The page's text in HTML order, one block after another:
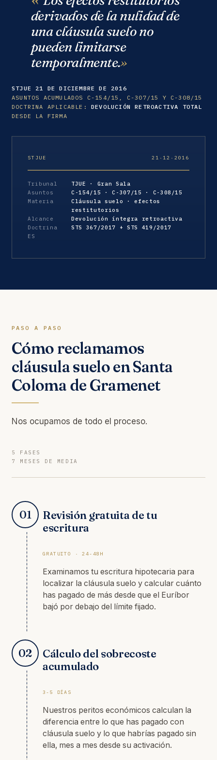
derivados de la nulidad de
una cláusula suelo no
pueden limitarse
temporalmente.
STJUE 21 DE DICIEMBRE DE 2016
ASUNTOS ACUMULADOS C-154/15, C-307/15 Y C-308/15
DOCTRINA APLICABLE: DEVOLUCIÓN RETROACTIVA TOTAL
DESDE LA FIRMA
STJUE 21·12·2016
Tribunal
TJUE · Gran Sala
Asuntos
C-154/15 · C-307/15 · C-308/15
Materia
Cláusula suelo · efectos
restitutorios
Alcance
Devolución íntegra retroactiva
Doctrina
ES
STS 367/2017 + STS 419/2017
PASO A PASO
Cómo reclamamos
cláusula suelo en Santa
Coloma de Gramenet
Nos ocupamos de todo el proceso.
5 FASES
7 MESES DE MEDIA
01
Revisión gratuita de tu
escritura
GRATUITO · 24-48H
Examinamos tu escritura hipotecaria para
localizar la cláusula suelo y calcular cuánto
has pagado de más desde que el Euríbor
bajó por debajo del límite fijado.
02
Cálculo del sobrecoste
acumulado
3-5 DÍAS
Nuestros peritos económicos calculan la
diferencia entre lo que has pagado con
cláusula suelo y lo que habrías pagado sin
ella, mes a mes desde su activación.